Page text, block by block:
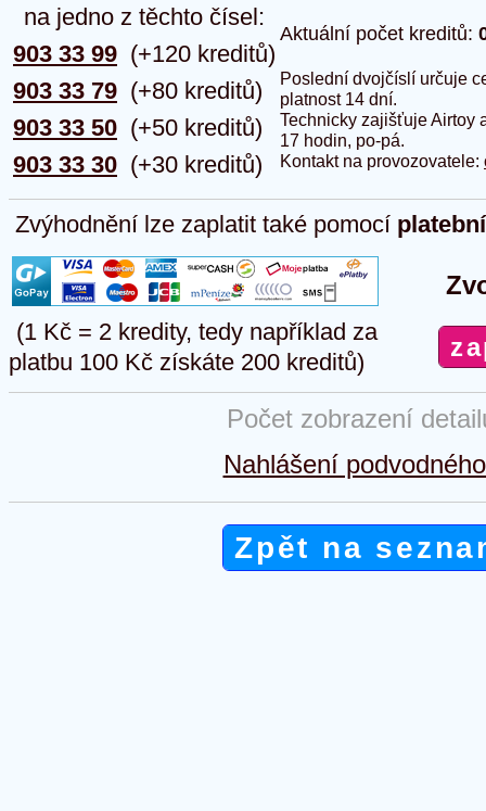
na jedno z těchto čísel:
903 33 99
903 33 79
903 33 50
903 33 30
(+120 kreditů)
(+80 kreditů)
(+50 kreditů)
(+30 kreditů)
Aktuální počet kreditů:
Poslední dvojčíslí určuje
platnost 14 dní.
Technicky zajišťuje Airtoy
17 hodin, po-pá.
Kontakt na provozovatele:
Zvýhodnění lze zaplatit také pomocí
(1 Kč = 2 kredity, tedy například za
platbu 100 Kč získáte 200 kreditů)
Počet zobrazení
Nahlášení
Zpět na